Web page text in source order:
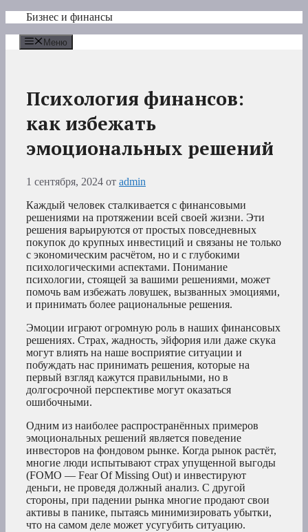
Перейти
содержимому
Бизнес и финансы
Меню
Психология финансов:
как избежать
эмоциональных решений
1 сентября, 2024 от admin
Каждый человек сталкивается с финансовыми
решениями на протяжении всей своей жизни. Эти
решения варьируются от простых повседневных
покупок до крупных инвестиций и связаны не только
с экономическим расчётом, но и с глубокими
психологическими аспектами. Понимание
психологии, стоящей за вашими решениями, может
помочь вам избежать ловушек, вызванных эмоциями,
и принимать более рациональные решения.
Эмоции играют огромную роль в наших финансовых
решениях. Страх, жадность, эйфория или даже скука
могут влиять на наше восприятие ситуации и
побуждать нас принимать решения, которые на
первый взгляд кажутся правильными, но в
долгосрочной перспективе могут оказаться
ошибочными.
Одним из наиболее распространённых примеров
эмоциональных решений является поведение
инвесторов на фондовом рынке. Когда рынок растёт,
многие люди испытывают страх упущенной выгоды
(FOMO — Fear Of Missing Out) и инвестируют
деньги, не проведя должный анализ. С другой
стороны, при падении рынка многие продают свои
активы в панике, пытаясь минимизировать убытки,
что на самом деле может усугубить ситуацию.